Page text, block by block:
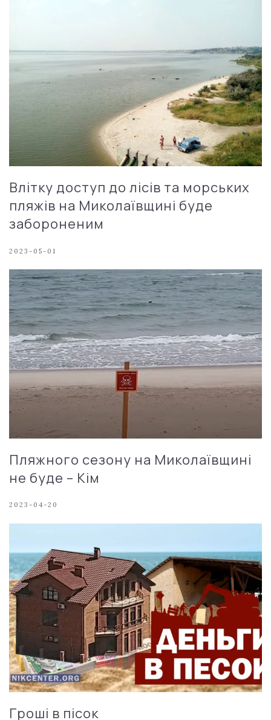
Влітку доступ до лісів та морських
пляжів на Миколаївщині буде
забороненим
2023-05-01
Пляжного сезону на Миколаївщині
не буде – Кім
2023-04-20
Гроші в пісок